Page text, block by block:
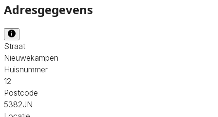
Adresgegevens
Straat
Nieuwekampen
Huisnummer
12
Postcode
5382JN